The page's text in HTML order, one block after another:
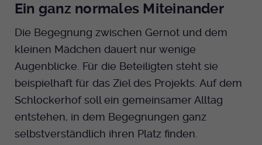
Ein ganz normales Miteinander
Die Begegnung zwischen Gernot und dem
kleinen Mädchen dauert nur wenige
Augenblicke. Für die Beteiligten steht sie
beispielhaft für das Ziel des Projekts. Auf dem
Schlockerhof soll ein gemeinsamer Alltag
entstehen, in dem Begegnungen ganz
selbstverständlich ihren Platz finden.